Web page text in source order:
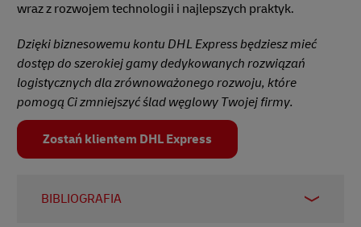
wraz z rozwojem technologii i najlepszych praktyk.
Dzięki biznesowemu kontu DHL Express będziesz mieć
dostęp do szerokiej gamy dedykowanych rozwiązań
logistycznych dla zrównoważonego rozwoju, które
pomogą Ci zmniejszyć ślad węglowy Twojej firmy.
Zostań klientem DHL Express
BIBLIOGRAFIA